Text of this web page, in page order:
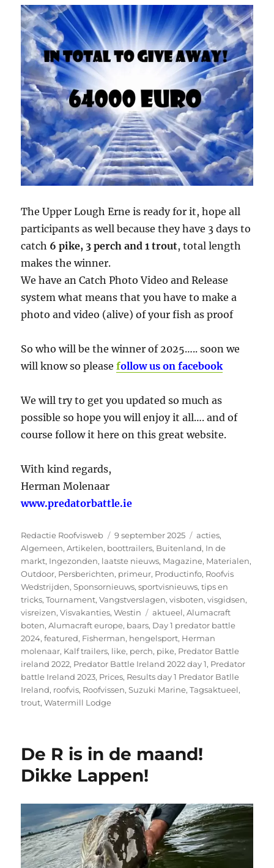
The Upper Lough Erne is ready for it, hope all
participants as well because they have 3 days to
catch 6 pike, 3 perch and 1 trout, total length
makes the winner.
We have an Catch Photo Video and Release
system what means that you have to make a
photo and video (alive) of your fish as proof
So who will be the winner of 2025….. soon we
will know so pleasefollow us on facebook
We will try to get you updated so much as
possible so hope you will enjoy it all…. and of
course follow it here on this great website.
With kind regards,
Herman Molenaar
www.predatorbattle.ie
Auteur
Redactie Roofvisweb
Geplaatst
op
9 september 2025 Categorieën
acties,
Algemeen,Artikelen, boottrailers, Buitenland, In de
markt, Ingezonden, laatste nieuws, Magazine, Materialen,
Outdoor, Persberichten, primeur, Productinfo, Roofvis
Wedstrijden,Sponsornieuws,sportvisnieuws,tips en
tricks,Tournament,Vangstverslagen,visboten,visgidsen,
visreizen,Visvakanties,Westin Tags
aktueel,Alumacraft
boten,Alumacraft europe, baars, Day 1 predator battle
2024,featured, Fisherman, hengelsport, Herman
molenaar, Kalf trailers, like, perch, pike, Predator Battle
ireland 2022, Predator Battle Ireland 2022 day 1, Predator
battle Ireland 2023, Prices, Results day 1 Predator Batlle
Ireland, roofvis, Roofvissen,Suzuki Marine,Tagsaktueel,
trout,Watermill Lodge
De R is in de maand!
Dikke Lappen!